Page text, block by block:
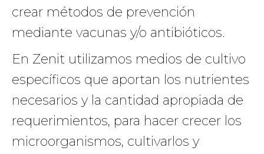
crear métodos de prevención
mediante vacunas y/o antibióticos.
En Zenit utilizamos medios de cultivo
específicos que aportan los nutrientes
necesarios y la cantidad apropiada de
requerimientos, para hacer crecer los
microorganismos, cultivarlos y